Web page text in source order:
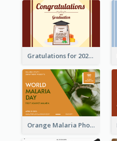
Gratulations for 2020 Graduation Greeting Card
Orange Malaria Photo World Malaria Day Greeting Card